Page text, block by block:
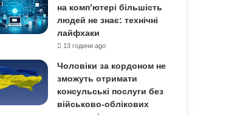
на комп’ютері більшість
людей не знає: технічні
лайфхаки
13 години ago
Чоловіки за кордоном не
зможуть отримати
консульські послуги без
військово-облікових